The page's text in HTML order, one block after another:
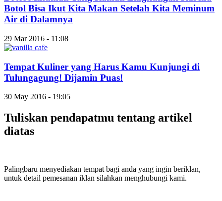
Botol Bisa Ikut Kita Makan Setelah Kita Meminum
Air di Dalamnya
29 Mar 2016 - 11:08
Tempat Kuliner yang Harus Kamu Kunjungi di
Tulungagung! Dijamin Puas!
30 May 2016 - 19:05
Tuliskan pendapatmu tentang artikel
diatas
Palingbaru menyediakan tempat bagi anda yang ingin beriklan,
untuk detail pemesanan iklan silahkan menghubungi kami.